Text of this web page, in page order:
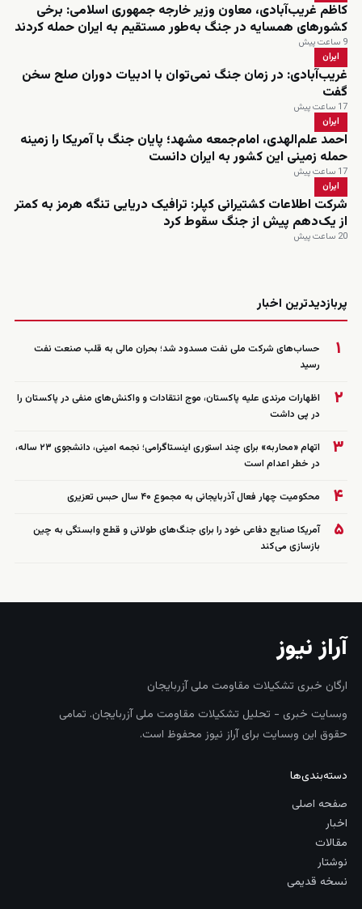
کاظم غریب‌آبادی، معاون وزیر خارجه جمهوری اسلامی: برخی
کشورهای همسایه در جنگ به‌طور مستقیم به ایران حمله کردند
9 ساعت پیش
ایران
غریب‌آبادی: در زمان جنگ نمی‌توان با ادبیات دوران صلح سخن
گفت
17 ساعت پیش
ایران
احمد علم‌الهدی، امام‌جمعه مشهد؛ پایان جنگ با آمریکا را زمینه
حمله زمینی این کشور به ایران دانست
17 ساعت پیش
ایران
شرکت اطلاعات کشتیرانی کپلر: ترافیک دریایی تنگه هرمز به کمتر
از یک‌دهم پیش از جنگ سقوط کرد
20 ساعت پیش
پربازدیدترین اخبار
۱
حساب‌های شرکت ملی نفت مسدود شد؛ بحران مالی به قلب صنعت نفت
رسید
۲
اظهارات مرندی علیه پاکستان، موج انتقادات و واکنش‌های منفی در پاکستان را
در پی داشت
۳
اتهام «محاربه» برای چند استوری اینستاگرامی؛ نجمه امینی، دانشجوی ۲۳ ساله،
در خطر اعدام است
۴ محکومیت چهار فعال آذربایجانی به مجموع ۴۰ سال حبس تعزیری
۵
آمریکا صنایع دفاعی خود را برای جنگ‌های طولانی و قطع وابستگی به چین
بازسازی می‌کند
آراز نیوز
ارگان خبری تشکیلات مقاومت ملی آزربایجان
وبسایت خبری - تحلیل تشکیلات مقاومت ملی آزربایجان. تمامی
حقوق این وبسایت برای آراز نیوز محفوظ است.
دسته‌بندی‌ها
صفحه اصلی
اخبار
مقالات
نوشتار
نسخه قدیمی